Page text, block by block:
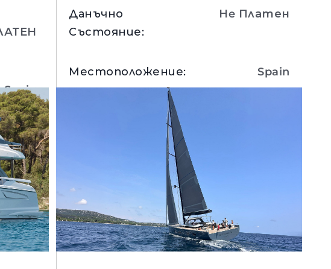
Spain
Данъчно
Състояние:
Нe Платен
Местоположение: Spain
Вижте Детайли
Употребявани Яхти
Чартър
Новини
Събития
Иновация
Компанията
Екипът
Лайфстайл
Наследство